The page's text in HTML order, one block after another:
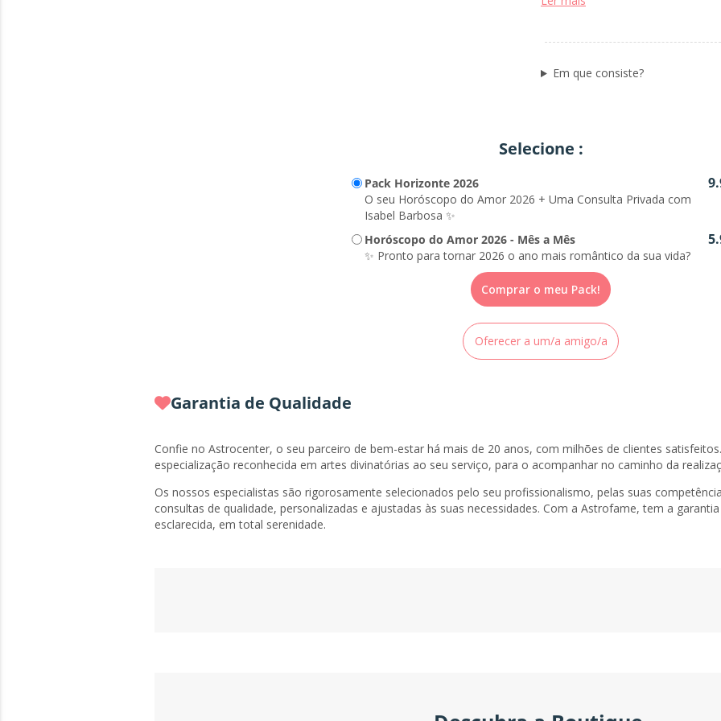
Porque a Isabel não lhe dá
impacto direto em si. Essa
Em que consiste?
Selecione :
Pack Horizonte 2026
O seu Horóscopo do Amor 2026 + Uma Consulta Privada com
Isabel Barbosa ✨
Horóscopo do Amor 2026 - Mês a Mês
✨ Pronto para tornar 2026 o ano mais romântico da sua vida?
Comprar o meu Pack!
Oferecer a um/a amigo/a
Garantia de Qualidade
Confie no Astrocenter, o seu parceiro de bem-estar há mais de 20 anos, com milhões de clientes
especialização reconhecida em artes divinatórias ao seu serviço, para o acompanhar no caminho da
Os nossos especialistas são rigorosamente selecionados pelo seu profissionalismo, pelas suas
consultas de qualidade, personalizadas e ajustadas às suas necessidades. Com a Astrofame, tem a
esclarecida, em total serenidade.